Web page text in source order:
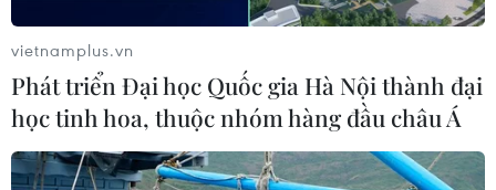
Ngân hàng Nhà nước sẽ tiếp tục phối hợp với các bộ, ngành
để khẩn trương triển khai quyết liệt đề án cơ cấu lại hệ thống
vietnamplus.vn
Phát triển Đại học Quốc gia Hà Nội thành đại
học tinh hoa, thuộc nhóm hàng đầu châu Á